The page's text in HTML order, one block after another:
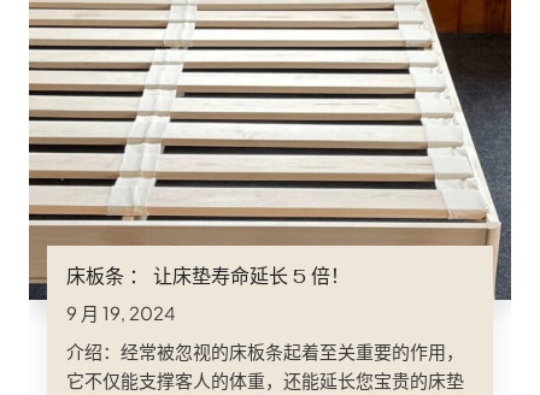
床板条 ： 让床垫寿命延长 5 倍！
9 月 19, 2024
介绍：经常被忽视的床板条起着至关重要的作用，
它不仅能支撑客人的体重，还能延长您宝贵的床垫